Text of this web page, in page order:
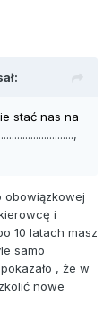
stać nas na
i
10 latach masz
samo
, że w
nowe